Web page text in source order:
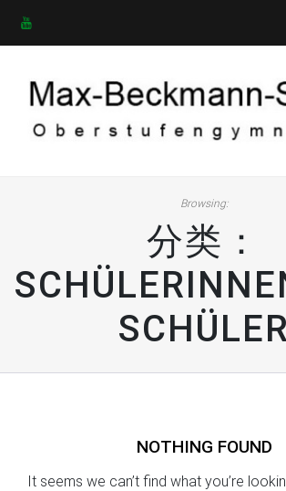
Browsing:
分类：
SCHÜLER
NOTHING FOUND
It seems we can’t find what you’re